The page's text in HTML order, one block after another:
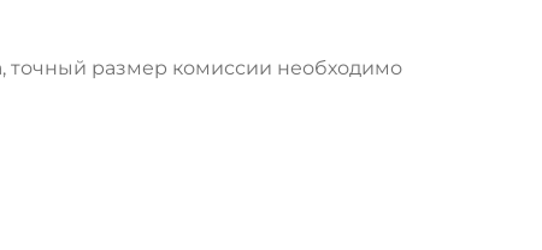
точный размер комиссии необходимо